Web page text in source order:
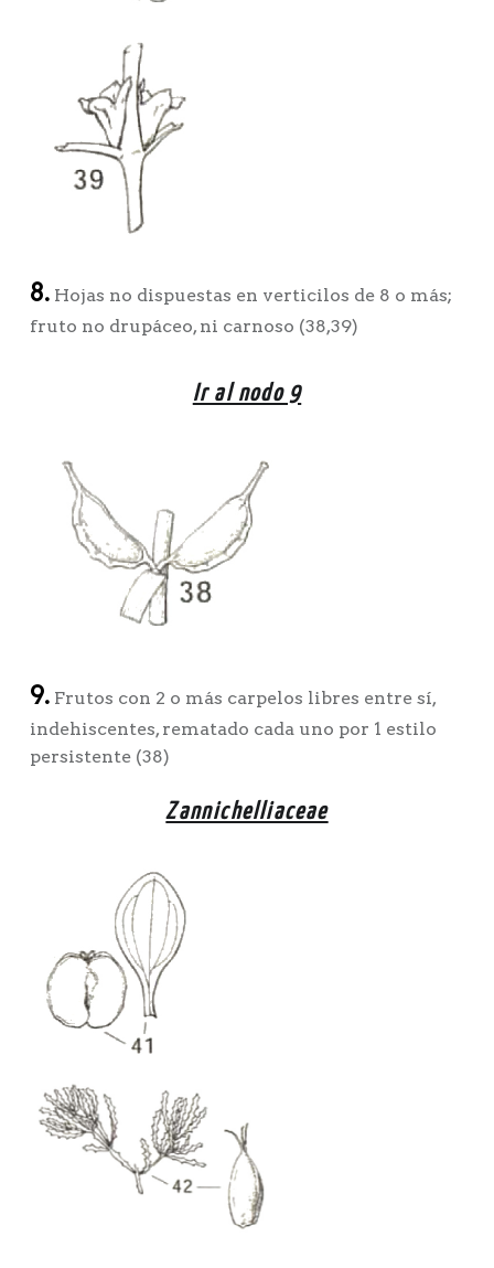
8.Hojas no dispuestas en verticilos de 8 o más;
fruto no drupáceo, ni carnoso (38,39)
Ir al nodo 9
9.Frutos con 2 o más carpelos libres entre sí,
indehiscentes, rematado cada uno por 1 estilo
persistente (38)
Zannichelliaceae